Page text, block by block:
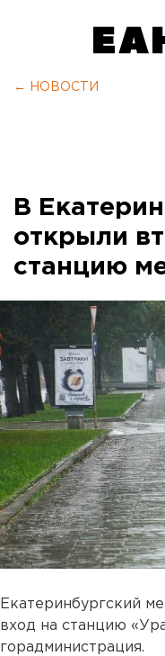
← НОВОСТИ
В
открыли
станцию
Екатеринбургский
вход на станцию
горадминистрация.